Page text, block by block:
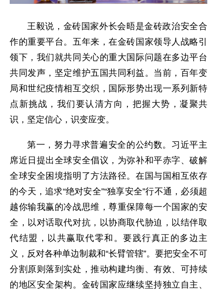
王毅说，金砖国家外长会晤是金砖政治安全合
作的重要平台。五年来，在金砖国家领导人战略引
领下，我们就共同关心的重大国际问题在多边平台
共同发声，坚定维护五国共同利益。当前，百年变
局和世纪疫情相互交织，国际形势出现一系列新特
点新挑战，我们要认清方向，把握大势，凝聚共
识，坚定信心，识变应变。
第一，努力寻求普遍安全的公约数。习近平主
席近日提出全球安全倡议，为弥补和平赤字、破解
全球安全困境指明了方法路径。在国与国相互依存
的今天，追求“绝对安全”“独享安全”行不通，必须超
越你输我赢的冷战思维，尊重保障每一个国家的安
全，以对话取代对抗，以协商取代胁迫，以结伴取
代结盟，以共赢取代零和。要践行真正的多边主
义，反对各种单边制裁和“长臂管辖”。要把安全不可
分割原则落到实处，推动构建均衡、有效、可持续
的地区安全架构。金砖国家应继续坚持独立自主、